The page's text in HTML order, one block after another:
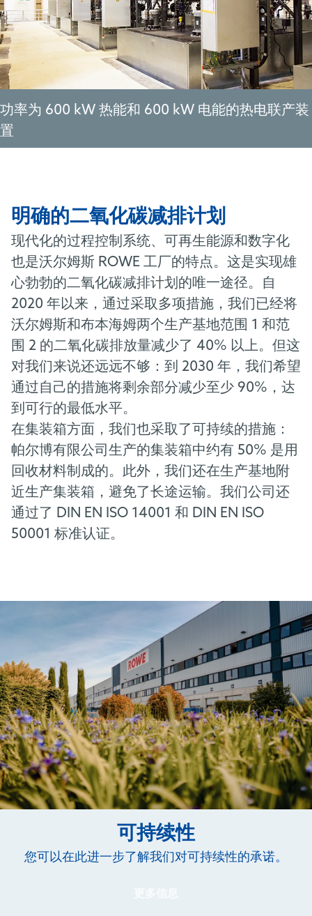
功率为 600 kW 热能和 600 kW 电能的热电联产装
置
明确的二氧化碳减排计划
现代化的过程控制系统、可再生能源和数字化
也是沃尔姆斯 ROWE 工厂的特点。这是实现雄
心勃勃的二氧化碳减排计划的唯一途径。自
2020 年以来，通过采取多项措施，我们已经将
沃尔姆斯和布本海姆两个生产基地范围 1 和范
围 2 的二氧化碳排放量减少了 40% 以上。但这
对我们来说还远远不够：到 2030 年，我们希望
通过自己的措施将剩余部分减少至少 90%，达
到可行的最低水平。
在集装箱方面，我们也采取了可持续的措施：
帕尔博有限公司生产的集装箱中约有 50% 是用
回收材料制成的。此外，我们还在生产基地附
近生产集装箱，避免了长途运输。我们公司还
通过了 DIN EN ISO 14001 和 DIN EN ISO
50001 标准认证。
可持续性
您可以在此进一步了解我们对可持续性的承诺。